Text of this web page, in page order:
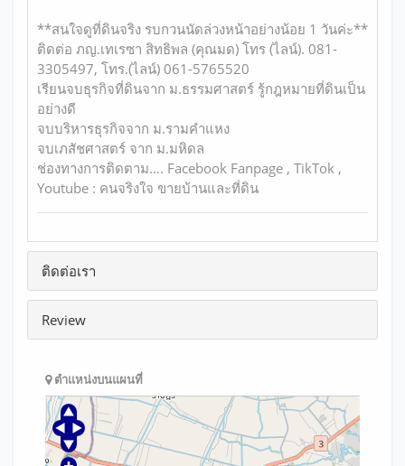
**สนใจดูที่ดินจริง รบกวนนัดล่วงหน้าอย่างน้อย 1 วันค่ะ**
ติดต่อ ภญ.เทเรซา สิทธิพล (คุณมด) โทร (ไลน์). 081-
3305497, โทร.(ไลน์) 061-5765520
เรียนจบธุรกิจที่ดินจาก ม.ธรรมศาสตร์ รู้กฎหมายที่ดินเป็น
อย่างดี
จบบริหารธุรกิจจาก ม.รามคำแหง
จบเภสัชศาสตร์ จาก ม.มหิดล
ช่องทางการติดตาม…. Facebook Fanpage , TikTok ,
Youtube : คนจริงใจ ขายบ้านและที่ดิน
ติดต่อเรา
Review
ตำแหน่งบนแผนที่